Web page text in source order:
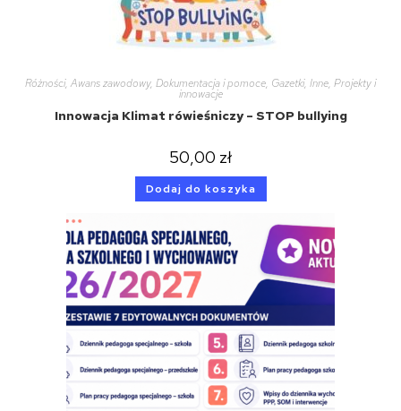
Różności, Awans zawodowy, Dokumentacja i pomoce, Gazetki, Inne, Projekty i
innowacje
Innowacja Klimat rówieśniczy – STOP bullying
50,00 zł
Dodaj do koszyka